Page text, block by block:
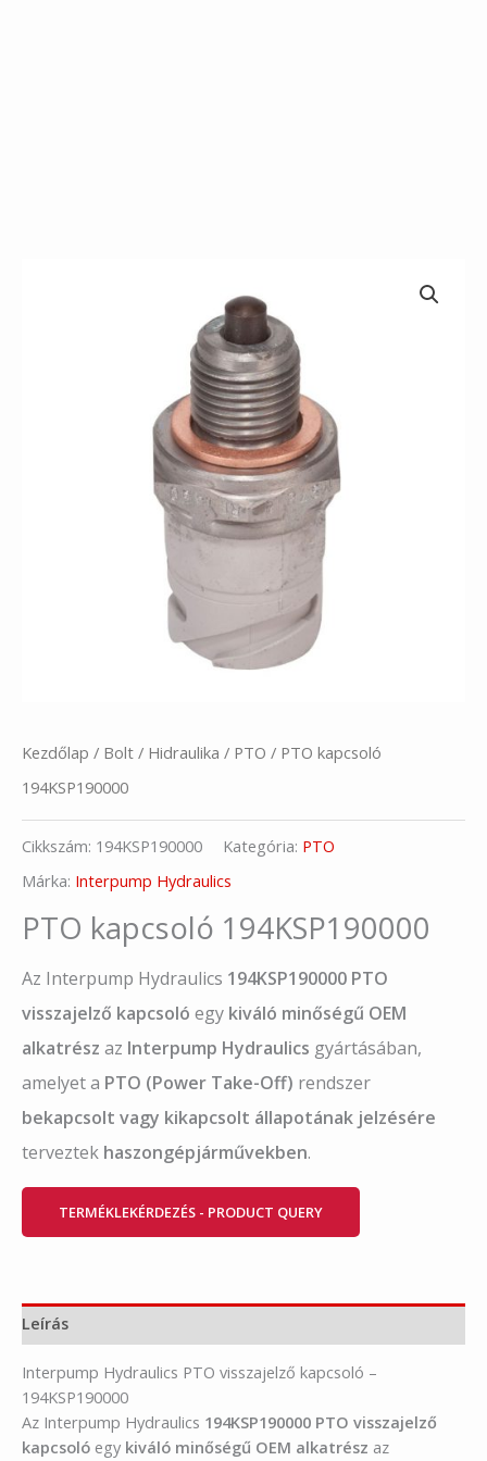
Kezdőlap / Bolt / Hidraulika / PTO / PTO kapcsoló
194KSP190000
Cikkszám: 194KSP190000 Kategória: PTO
Márka: Interpump Hydraulics
PTO kapcsoló 194KSP190000
Az Interpump Hydraulics 194KSP190000 PTO
visszajelző kapcsoló egy kiváló minőségű OEM
alkatrész az Interpump Hydraulics gyártásában,
amelyet a PTO (Power Take-Off) rendszer
bekapcsolt vagy kikapcsolt állapotának jelzésére
terveztek haszongépjárművekben.
TERMÉKLEKÉRDEZÉS - PRODUCT QUERY
Leírás
Interpump Hydraulics PTO visszajelző kapcsoló –
194KSP190000
Az Interpump Hydraulics 194KSP190000 PTO visszajelző
kapcsoló egy kiváló minőségű OEM alkatrész az